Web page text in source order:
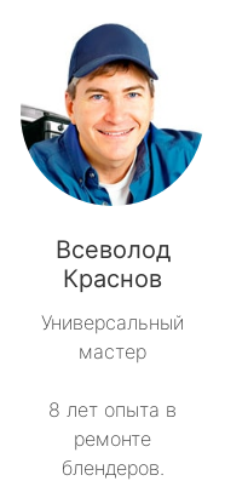
Всеволод
Краснов
Универсальный
мастер
8 лет опыта в
ремонте
блендеров.